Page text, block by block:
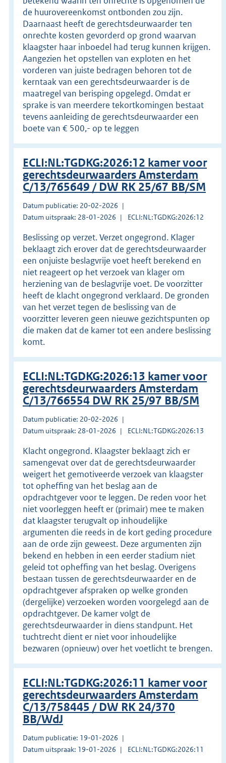
de huurovereenkomst ontbonden zou zijn.
Daarnaast heeft de gerechtsdeurwaarder ten
onrechte kosten gevorderd op grond waarvan
klaagster haar inboedel had terug kunnen krijgen.
Aangezien het opstellen van exploten en het
vorderen van juiste bedragen behoren tot de
kerntaak van een gerechtsdeurwaarder is de
maatregel van berisping opgelegd. Omdat er
sprake is van meerdere tekortkomingen bestaat
tevens aanleiding de gerechtsdeurwaarder een
boete van € 500,- op te leggen
ECLI:NL:TGDKG:2026:12 kamer voor
gerechtsdeurwaarders Amsterdam
C/13/765649 / DW RK 25/67 BB/SM
Datum publicatie: 20-02-2026
Datum uitspraak: 28-01-2026
ECLI:NL:TGDKG:2026:12
Beslissing op verzet. Verzet ongegrond. Klager
beklaagt zich erover dat de gerechtsdeurwaarder
een onjuiste beslagvrije voet heeft berekend en
niet reageert op het verzoek van klager om
herziening van de beslagvrije voet. De voorzitter
heeft de klacht ongegrond verklaard. De gronden
van het verzet tegen de beslissing van de
voorzitter leveren geen nieuwe gezichtspunten op
die maken dat de kamer tot een andere beslissing
komt.
ECLI:NL:TGDKG:2026:13 kamer voor
gerechtsdeurwaarders Amsterdam
C/13/766554 DW RK 25/97 BB/SM
Datum publicatie: 20-02-2026
Datum uitspraak: 28-01-2026
ECLI:NL:TGDKG:2026:13
Klacht ongegrond. Klaagster beklaagt zich er
samengevat over dat de gerechtsdeurwaarder
weigert het gemotiveerde verzoek van klaagster
tot opheffing van het beslag aan de
opdrachtgever voor te leggen. De reden voor het
niet voorleggen heeft er (primair) mee te maken
dat klaagster terugvalt op inhoudelijke
argumenten die reeds in de kort geding procedure
aan de orde zijn geweest. Deze argumenten zijn
bekend en hebben in een eerder stadium niet
geleid tot opheffing van het beslag. Overigens
bestaan tussen de gerechtsdeurwaarder en de
opdrachtgever afspraken op welke gronden
(dergelijke) verzoeken worden voorgelegd aan de
opdrachtgever. De kamer volgt de
gerechtsdeurwaarder in diens standpunt. Het
tuchtrecht dient er niet voor inhoudelijke
bezwaren (opnieuw) over het voetlicht te brengen.
ECLI:NL:TGDKG:2026:11 kamer voor
gerechtsdeurwaarders Amsterdam
C/13/758445 / DW RK 24/370
BB/WdJ
Datum publicatie: 19-01-2026
Datum uitspraak: 19-01-2026
ECLI:NL:TGDKG:2026:11